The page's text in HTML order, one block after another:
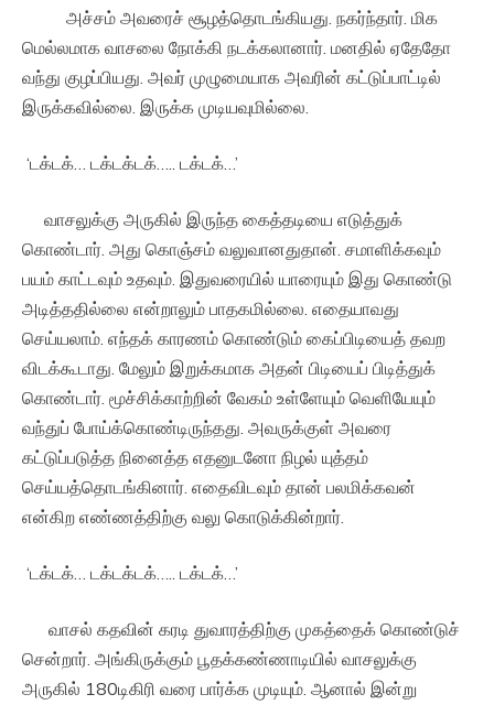
அச்சம் அவரைச் சூழத்தொடங்கியது. நகர்ந்தார். மிக
மெல்லமாக வாசலை நோக்கி நடக்கலானார். மனதில் ஏதேதோ
வந்து குழப்பியது. அவர் முழுமையாக அவரின் கட்டுப்பாட்டில்
இருக்கவில்லை. இருக்க முடியவுமில்லை.
‘டக்டக்… டக்டக்டக்….. டக்டக்…’
வாசலுக்கு அருகில் இருந்த கைத்தடியை எடுத்துக்
கொண்டார். அது கொஞ்சம் வலுவானதுதான். சமாளிக்கவும்
பயம் காட்டவும் உதவும். இதுவரையில் யாரையும் இது கொண்டு
அடித்ததில்லை என்றாலும் பாதகமில்லை. எதையாவது
செய்யலாம். எந்தக் காரணம் கொண்டும் கைப்பிடியைத் தவற
விடக்கூடாது. மேலும் இறுக்கமாக அதன் பிடியைப் பிடித்துக்
கொண்டார். மூச்சிக்காற்றின் வேகம் உள்ளேயும் வெளியேயும்
வந்துப் போய்க்கொண்டிருந்தது. அவருக்குள் அவரை
கட்டுப்படுத்த நினைத்த எதனுடனோ நிழல் யுத்தம்
செய்யத்தொடங்கினார். எதைவிடவும் தான் பலமிக்கவன்
என்கிற எண்ணத்திற்கு வலு கொடுக்கின்றார்.
‘டக்டக்… டக்டக்டக்….. டக்டக்…’
வாசல் கதவின் கரடி துவாரத்திற்கு முகத்தைக் கொண்டுச்
சென்றார். அங்கிருக்கும் பூதக்கண்ணாடியில் வாசலுக்கு
அருகில் 180டிகிரி வரை பார்க்க முடியும். ஆனால் இன்று